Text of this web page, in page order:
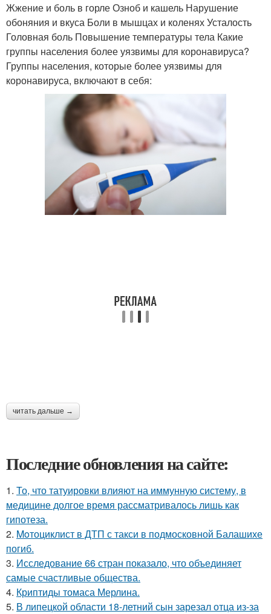
Жжение и боль в горле Озноб и кашель Нарушение
обоняния и вкуса Боли в мышцах и коленях Усталость
Головная боль Повышение температуры тела Какие
группы населения более уязвимы для коронавируса?
Группы населения, которые более уязвимы для
коронавируса, включают в себя:
читать дальше →
Последние обновления на сайте:
1. То, что татуировки влияют на иммунную систему, в
медицине долгое время рассматривалось лишь как
гипотеза.
2. Moтоциклист в ДТП с такси в подмосковной Балашихе
погиб.
3. Исследование 66 стран показало, что объединяет
самые счастливые общества.
4. Криптиды томаса Мерлина.
5. В липецкой области 18-летний сын зарезал отца из-за